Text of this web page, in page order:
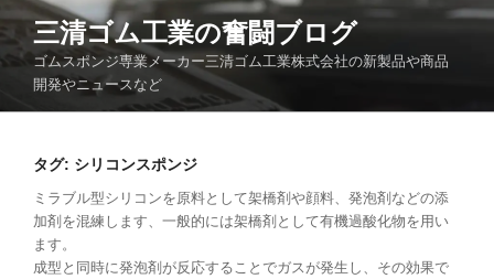
ン
テ
ツ
三清ゴム工業の奮闘ブログ
ゴムスポンジ専業メーカー三清ゴム工業株式会社の新製品や商品
開発やニュースなど
タグ: シリコンスポンジ
ミラブル型シリコンを原料として架橋剤や顔料、発泡剤などの添
加剤を混練します、一般的には架橋剤として有機過酸化物を用い
ます。
成型と同時に発泡剤が反応することでガスが発生し、その効果で